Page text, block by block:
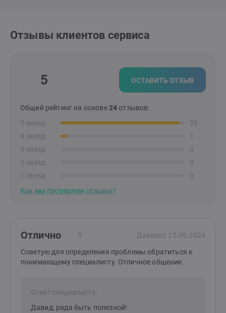
Отзывы клиентов сервиса
5 ОСТАВИТЬ ОТЗЫВ
Как мы проверяем отзывы?
Общий рейтинг на основе24отзывов:
5 звезд
23
4 звезд
1
3 звезд
0
2 звезд
0
1 звезд
0
Отлично 5 Давидот 22.09.2024
Советую для определения проблемы обратиться к
понимающему специалисту. Отличное общение.
Ответ специалиста:
Давид, рада быть полезной!